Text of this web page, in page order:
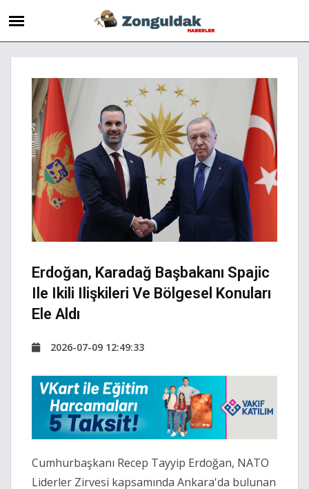
Erdoğan, Karadağ Başbakanı Spajic
Ile Ikili Ilişkileri Ve Bölgesel Konuları
Ele Aldı
2026-07-09 12:49:33
Cumhurbaşkanı Recep Tayyip Erdoğan, NATO
Liderler Zirvesi kapsamında Ankara'da bulunan